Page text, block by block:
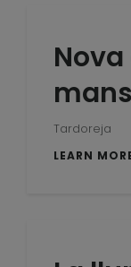
mans
Tardoreja
LEARN